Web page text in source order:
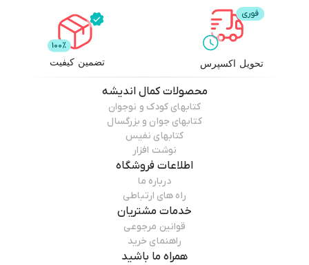
تحویل اکسپرس تضمین کیفیت
محصولاتکمال اندیشه
کتابهای کودک و نوجوان
کتابهای جوان و بزرگسال
کتابهای نفیس
نوشت افزار
اطلاعات فروشگاه
درباره ما
راه های ارتباطی
خدمات مشتریان
قوانین مرجوعی
راهنمای خرید
همراه ما باشید